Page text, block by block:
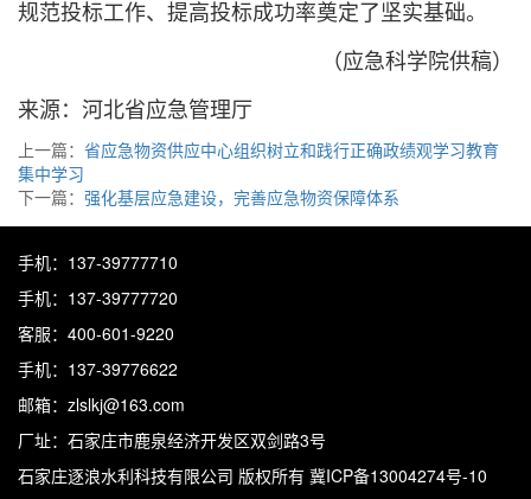
规范投标工作、提高投标成功率奠定了坚实基础。
（应急科学院供稿）
来源：河北省应急管理厅
上一篇： 省应急物资供应中心组织树立和践行正确政绩观学习教育
集中学习
下一篇： 强化基层应急建设，完善应急物资保障体系
手机：137-39777710
手机：137-39777720
客服：400-601-9220
手机：137-39776622
邮箱：zlslkj@163.com
厂址：石家庄市鹿泉经济开发区双剑路3号
石家庄逐浪水利科技有限公司 版权所有 冀ICP备13004274号-10